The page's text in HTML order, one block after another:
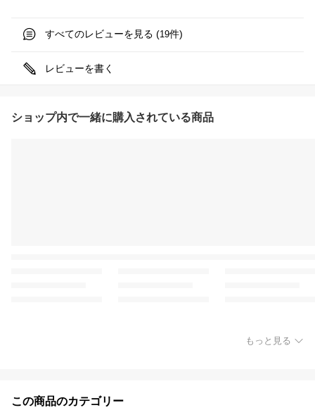
すべてのレビューを見る (19件)
レビューを書く
ショップ内で一緒に購入されている商品
もっと見る
この商品のカテゴリー